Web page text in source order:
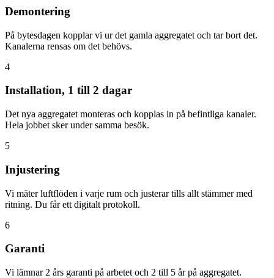
Demontering
På bytesdagen kopplar vi ur det gamla aggregatet och tar bort det.
Kanalerna rensas om det behövs.
4
Installation, 1 till 2 dagar
Det nya aggregatet monteras och kopplas in på befintliga kanaler.
Hela jobbet sker under samma besök.
5
Injustering
Vi mäter luftflöden i varje rum och justerar tills allt stämmer med
ritning. Du får ett digitalt protokoll.
6
Garanti
Vi lämnar 2 års garanti på arbetet och 2 till 5 år på aggregatet.